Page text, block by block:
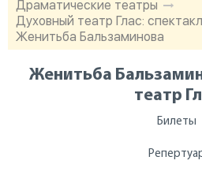
Драматические театры
Духовный театр Глас:
Женитьба Бальзаминова
Женитьба
театр
Билеты